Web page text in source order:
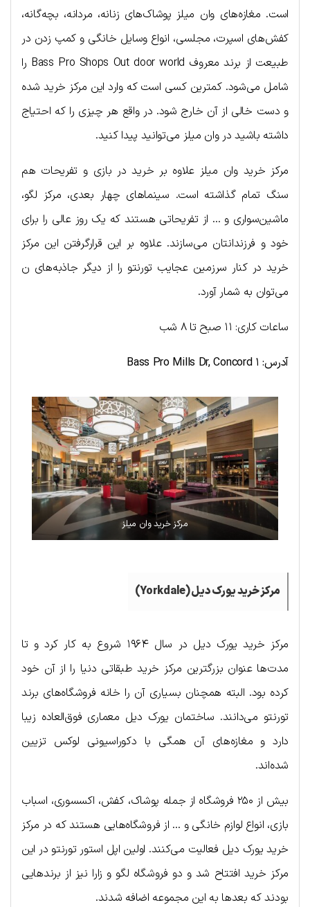
است. مغازه‌های وان میلز پوشاک‌های زنانه، مردانه، بچه‌گانه،
کفش‌های اسپرت، مجلسی، انواع وسایل خانگی و کمپ زدن در
طبیعت از برند معروف Bass Pro Shops Out door world را
شامل می‌شود. کمترین کسی است که وارد این مرکز خرید شده
و دست خالی از آن خارج شود. در واقع هر چیزی را که احتیاج
داشته باشید در وان میلز می‌توانید پیدا کنید.
مرکز خرید وان میلز علاوه بر خرید در بازی و تفریحات هم
سنگ تمام گذاشته است. سینماهای چهار بعدی، مرکز لگو،
ماشین‌سواری و … از تفریحاتی هستند که یک روز عالی را برای
خود و فرزندانتان می‌سازند. علاوه بر این قرارگرفتن این مرکز
خرید در کنار سرزمین عجایب تورنتو را از دیگر جاذبه‌های ن
می‌توان به شمار آورد.
ساعات کاری: ۱۱ صبح تا ۸ شب
آدرس: ۱ Bass Pro Mills Dr, Concord
مرکز خرید وان میلز
مرکز خرید یورک دیل (Yorkdale)
مرکز خرید یورک دیل در سال ۱۹۶۴ شروع به کار کرد و تا
مدت‌ها عنوان بزرگترین مرکز خرید طبقاتی دنیا را از آن خود
کرده بود. البته همچنان بسیاری آن را خانه فروشگاه‌های برند
تورنتو می‌دانند. ساختمان یورک دیل معماری فوق‌العاده زیبا
دارد و مغازه‌های آن همگی با دکوراسیونی لوکس تزیین
شده‌اند.
بیش از ۲۵۰ فروشگاه از جمله پوشاک، کفش، اکسسوری، اسباب
بازی، انواع لوازم خانگی و … از فروشگاه‌هایی هستند که در مرکز
خرید یورک دیل فعالیت می‌کنند. اولین اپل استور تورنتو در این
مرکز خرید افتتاح شد و دو فروشگاه لگو و زارا نیز از برندهایی
بودند که بعدها به این مجموعه اضافه شدند.